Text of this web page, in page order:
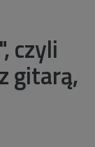
czyli
gitarą,